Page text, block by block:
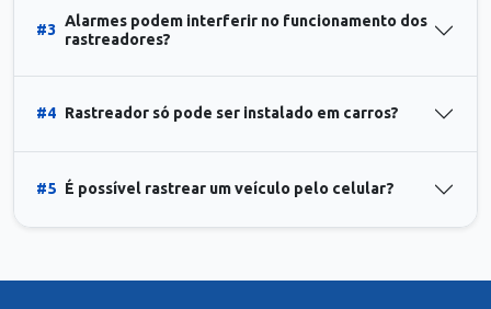
#3
Alarmes podem interferir no funcionamento dos
rastreadores?
#4 Rastreador só pode ser instalado em carros?
#5 É possível rastrear um veículo pelo celular?